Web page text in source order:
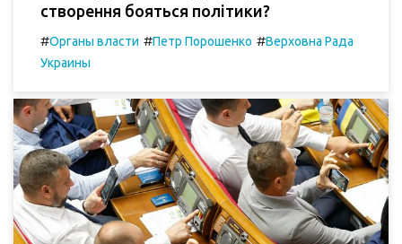
створення бояться політики?
#Органы власти #Петр Порошенко #Верховна Рада
Украины